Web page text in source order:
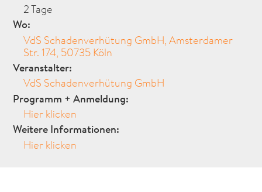
2 Tage
Wo:
VdS Schadenverhütung GmbH, Amsterdamer
Str. 174, 50735 Köln
Veranstalter:
VdS Schadenverhütung GmbH
Programm + Anmeldung:
Hier klicken
Weitere Informationen:
Hier klicken